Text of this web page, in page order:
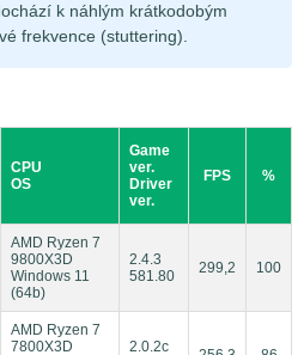
k náhlým krátkodobým
frekvence (stuttering).
CPU
OS
Game
ver.
Driver
ver.
FPS %
AMD Ryzen 7
9800X3D
Windows 11
(64b)
2.4.3
581.80
299,2 100
AMD Ryzen 7
7800X3D
2.0.2c